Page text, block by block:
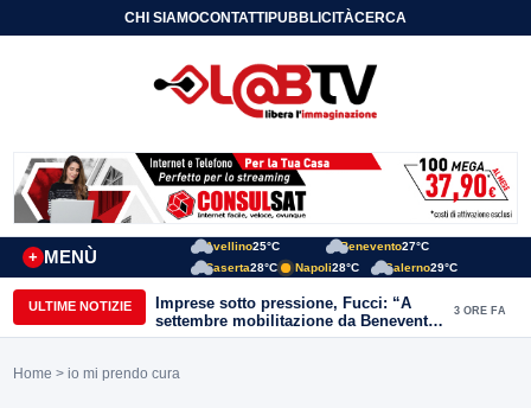
CHI SIAMOCONTATTIPUBBLICITÀCERCA
MENÙ
+
Avellino25°C Benevento27°C
Caserta28°C Napoli28°C Salerno29°C
ULTIME NOTIZIE
Imprese sotto pressione, Fucci: “A
settembre mobilitazione da Benevento
e Avellino”
3 ORE FA
Home > io mi prendo cura